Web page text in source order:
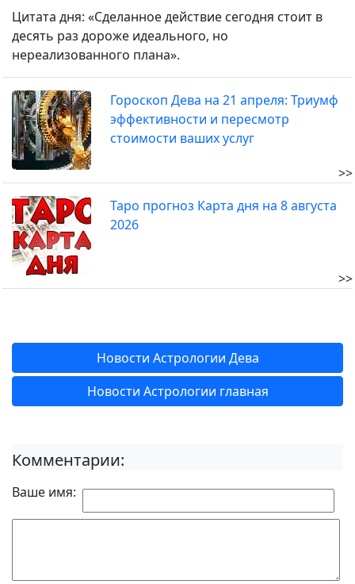
Цитата дня: «Сделанное действие сегодня стоит в
десять раз дороже идеального, но
нереализованного плана».
Гороскоп Дева на 21 апреля: Триумф
эффективности и пересмотр
стоимости ваших услуг
>>
Таро прогноз Карта дня на 8 августа
2026
>>
Новости Астрологии Дева
Новости Астрологии главная
Комментарии:
Ваше имя: